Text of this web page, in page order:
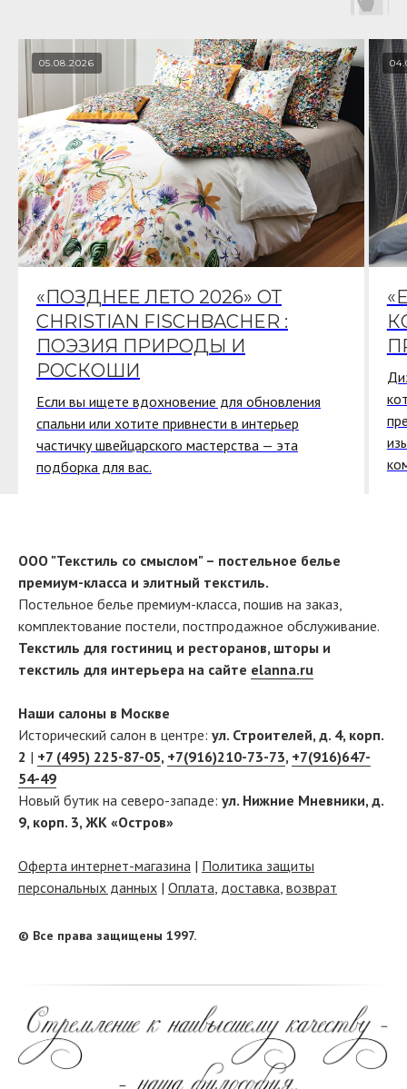
05.08.2026
«ПОЗДНЕЕ ЛЕТО 2026» ОТ
CHRISTIAN FISCHBACHER :
ПОЭЗИЯ ПРИРОДЫ И
РОСКОШИ
Если вы ищете вдохновение для обновления
спальни или хотите привнести в интерьер
частичку швейцарского мастерства — эта
подборка для вас.
ООО "Текстиль со смыслом" – постельное белье
премиум-класса и элитный текстиль.
Постельное белье премиум-класса, пошив на заказ,
комплектование постели, постпродажное обслуживание.
Текстиль для гостиниц и ресторанов, шторы и
текстиль для интерьера на сайте elanna.ru
Наши салоны в Москве
Исторический салон в центре: ул. Строителей, д. 4, корп.
2 | +7 (495) 225-87-05, +7(916)210-73-73, +7(916)647-
54-49
Новый бутик на северо-западе: ул. Нижние Мневники, д.
9, корп. 3, ЖК «Остров»
Оферта интернет-магазина | Политика защиты
персональных данных | Оплата доставка возврат
© Все права защищены 1997.